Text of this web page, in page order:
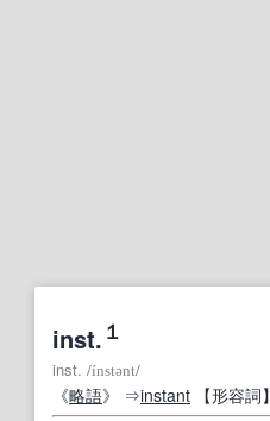
inst. １
inst. /ínstənt/
《略語》 ⇒instant 【形容詞】